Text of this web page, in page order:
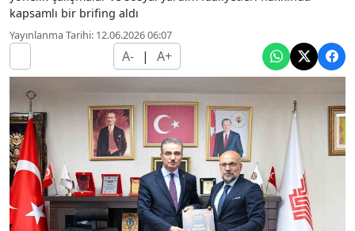
kapsamlı bir brifing aldı
Yayınlanma Tarihi: 12.06.2026 06:07
A- | A+